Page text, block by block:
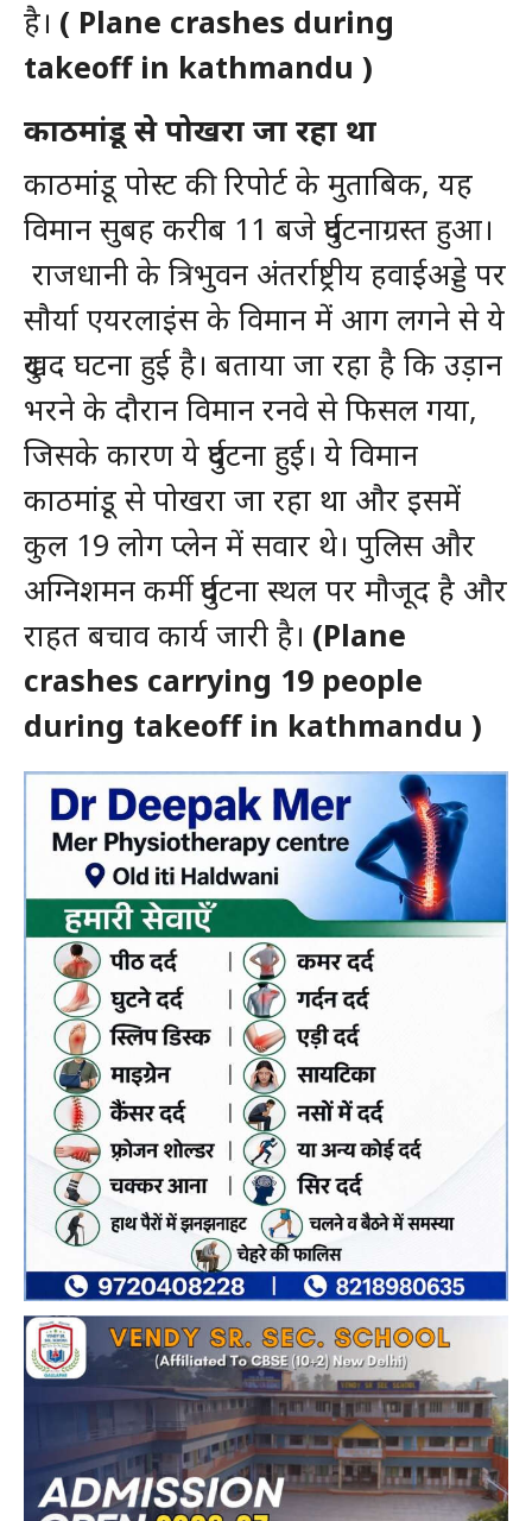
है। ( Plane crashes during
takeoff in kathmandu )
काठमांडू से पोखरा जा रहा था
काठमांडू पोस्ट की रिपोर्ट के मुताबिक, यह
विमान सुबह करीब 11 बजे दुर्घटनाग्रस्त हुआ।
राजधानी के त्रिभुवन अंतर्राष्ट्रीय हवाईअड्डे पर
सौर्या एयरलाइंस के विमान में आग लगने से ये
दुखद घटना हुई है। बताया जा रहा है कि उड़ान
भरने के दौरान विमान रनवे से फिसल गया,
जिसके कारण ये दुर्घटना हुई। ये विमान
काठमांडू से पोखरा जा रहा था और इसमें
कुल 19 लोग प्लेन में सवार थे। पुलिस और
अग्निशमन कर्मी दुर्घटना स्थल पर मौजूद है और
राहत बचाव कार्य जारी है। (Plane
crashes carrying 19 people
during takeoff in kathmandu )